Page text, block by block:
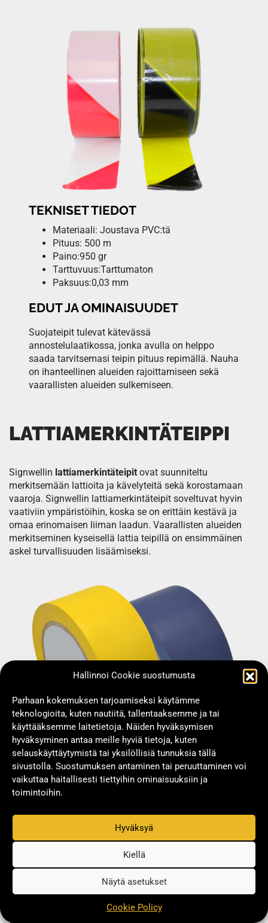
Hallinnoi Cookie suostumusta
Parhaan kokemuksen tarjoamiseksi käytämme
teknologioita, kuten nautiitä, tallentaaksemme ja tai
käyttääksemme laitetietoja. Näiden hyväksymisen
hyväksyminen antaa meille hyviä tietoja, kuten
selauskäyttäytymistä tai yksilöllisiä tunnuksia tällä
sivustolla. Suostumuksen antaminen tai peruuttaminen voi
vaikuttaa haitallisesti tiettyihin ominaisuuksiin ja
toimintoihin.
Hyväksyä
Kiellä
Näytä asetukset
Cookie Policy
TEKNISET TIEDOT
Materiaali: Joustava PVC:tä
Pituus: 500 m
Paino:950 gr
Tarttuvuus:Tarttumaton
Paksuus:0,03 mm
EDUT JA OMINAISUUDET
Suojateipit tulevat kätevässä
annostelulaatikossa, jonka avulla on helppo
saada tarvitsemasi teipin pituus repimällä. Nauha
on ihanteellinen alueiden rajoittamiseen sekä
vaarallisten alueiden sulkemiseen.
LATTIAMERKINTÄTEIPPI
Signwellin lattiamerkintäteipit ovat suunniteltu
merkitsemään lattioita ja kävelyteitä sekä korostamaan
vaaroja. Signwellin lattiamerkintäteipit soveltuvat hyvin
vaativiin ympäristöihin, koska se on erittäin kestävä ja
omaa erinomaisen liiman laadun. Vaarallisten alueiden
merkitseminen kyseisellä lattia teipillä on ensimmäinen
askel turvallisuuden lisäämiseksi.
TEKNISET TIEDOT
Materiaali: PVC
Liima: Luonnonkumiliima
Kokonaispaksuus: 0,15 mm
Vetolujuus: 25 N / cm